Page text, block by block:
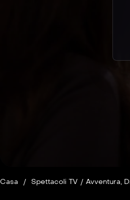
Casa / Spettacoli TV / Avventura,